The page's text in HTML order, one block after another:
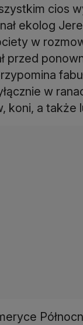
cios
ekolog
w
przed
w
koni, a także